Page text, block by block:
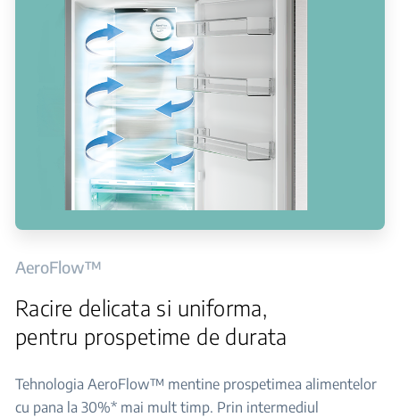
AeroFlow™
Racire delicata si uniforma,
pentru prospetime de durata
Tehnologia AeroFlow™ mentine prospetimea alimentelor
cu pana la 30%* mai mult timp. Prin intermediul